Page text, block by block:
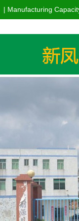
| Manufacturing